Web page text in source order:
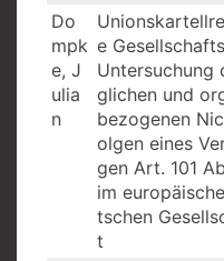
Do
mpk
e, J
ulia
n
e
Untersuchung
glichen und
bezogenen
olgen eines
gen Art. 101
im
tschen
t